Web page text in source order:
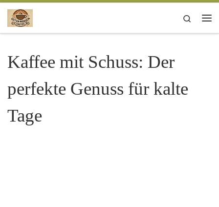
Zum Inhalt springen
Search
Kaffee mit Schuss: Der
perfekte Genuss für kalte
Tage